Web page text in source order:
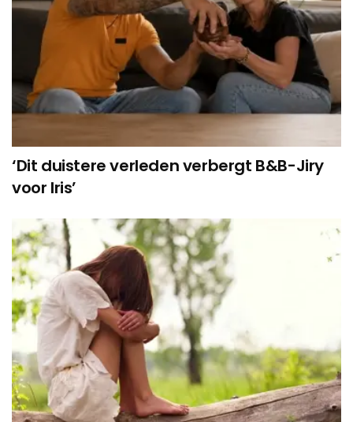
‘Dit duistere verleden verbergt B&B-Jiry
voor Iris’